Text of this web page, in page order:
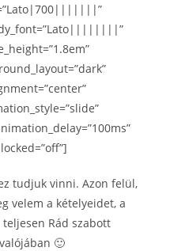
tudjuk vinni. Azon felül,
velem a kételyeidet, a
Rád szabott
🙂